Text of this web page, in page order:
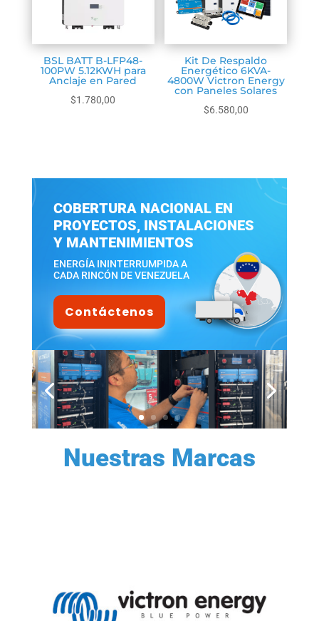
BSL BATT B-LFP48-
100PW 5.12KWH para
Anclaje en Pared
$1.780,00
Kit De Respaldo
Energético 6KVA-
4800W Victron Energy
con Paneles Solares
$6.580,00
COBERTURA NACIONAL EN
PROYECTOS, INSTALACIONES
Y MANTENIMIENTOS
ENERGÍA ININTERRUMPIDA A
CADA RINCÓN DE VENEZUELA
Contáctenos
Nuestras Marcas